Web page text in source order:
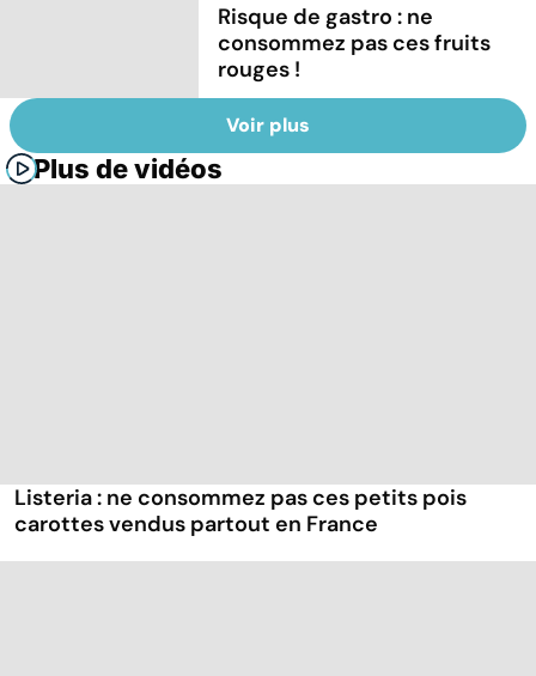
Risque de gastro : ne
consommez pas ces fruits
rouges !
Voir plus
Plus de vidéos
Listeria : ne consommez pas ces petits pois
carottes vendus partout en France